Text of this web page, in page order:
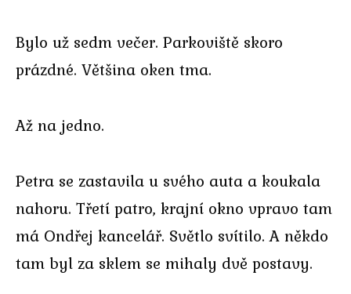
Bylo už sedm večer. Parkoviště skoro
prázdné. Většina oken tma.
Až na jedno.
Petra se zastavila u svého auta a koukala
nahoru. Třetí patro, krajní okno vpravo tam
má Ondřej kancelář. Světlo svítilo. A někdo
tam byl za sklem se mihaly dvě postavy.